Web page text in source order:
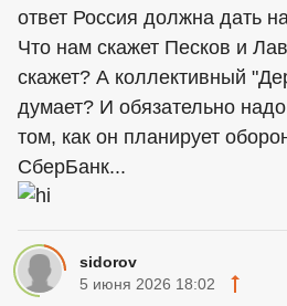
ответ Россия должна дать
Что нам скажет Песков и
скажет? А коллективный
думает? И обязательно
том, как он планирует
СберБанк...
sidorov
5 июня 2026 18:02